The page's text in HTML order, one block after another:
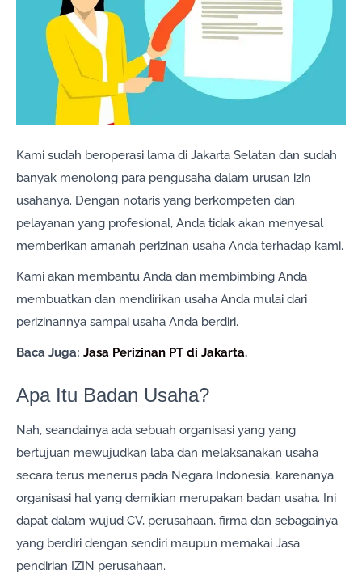
Kami sudah beroperasi lama di Jakarta Selatan dan sudah
banyak menolong para pengusaha dalam urusan izin
usahanya. Dengan notaris yang berkompeten dan
pelayanan yang profesional, Anda tidak akan menyesal
memberikan amanah perizinan usaha Anda terhadap kami.
Kami akan membantu Anda dan membimbing Anda
membuatkan dan mendirikan usaha Anda mulai dari
perizinannya sampai usaha Anda berdiri.
Baca Juga: Jasa Perizinan PT di Jakarta.
Apa Itu Badan Usaha?
Nah, seandainya ada sebuah organisasi yang yang
bertujuan mewujudkan laba dan melaksanakan usaha
secara terus menerus pada Negara Indonesia, karenanya
organisasi hal yang demikian merupakan badan usaha. Ini
dapat dalam wujud CV, perusahaan, firma dan sebagainya
yang berdiri dengan sendiri maupun memakai Jasa
pendirian IZIN perusahaan.